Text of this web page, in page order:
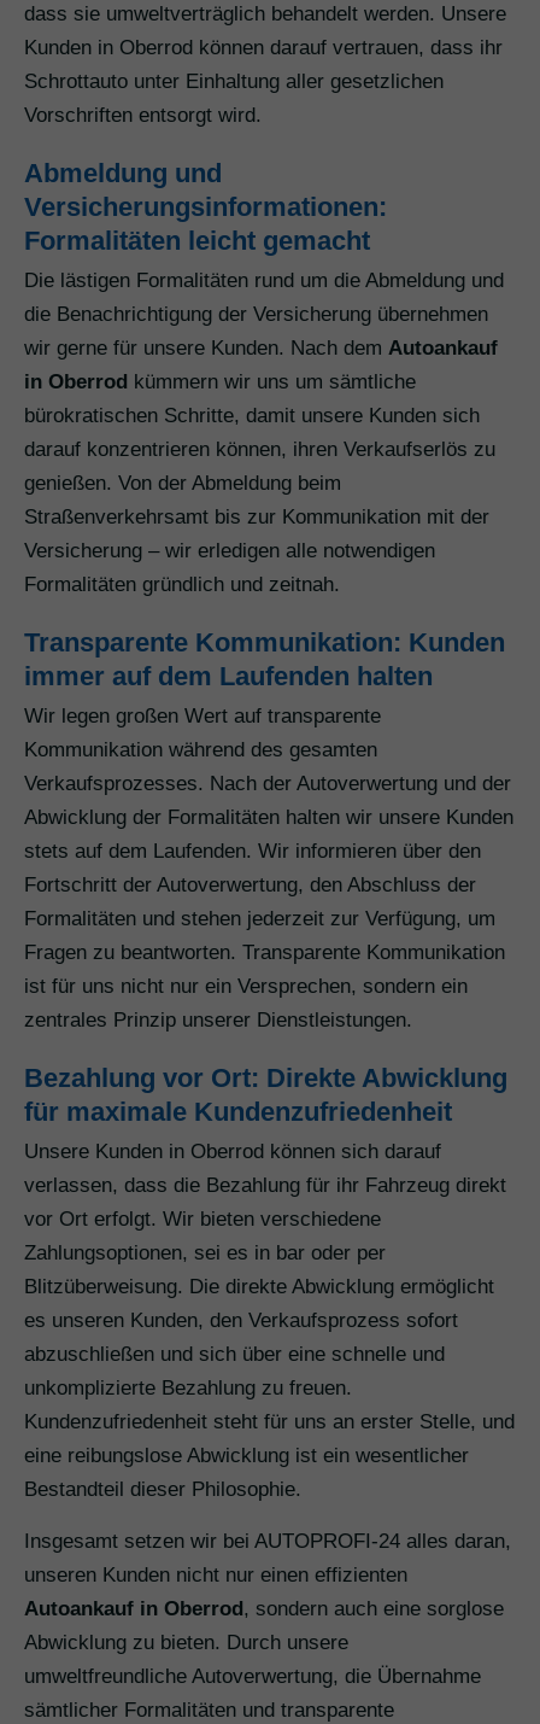
dass sie umweltverträglich behandelt werden. Unsere
Kunden in Oberrod können darauf vertrauen, dass ihr
Schrottauto unter Einhaltung aller gesetzlichen
Vorschriften entsorgt wird.
Abmeldung und
Versicherungsinformationen:
Formalitäten leicht gemacht
Die lästigen Formalitäten rund um die Abmeldung und
die Benachrichtigung der Versicherung übernehmen
wir gerne für unsere Kunden. Nach dem Autoankauf
in Oberrod kümmern wir uns um sämtliche
bürokratischen Schritte, damit unsere Kunden sich
darauf konzentrieren können, ihren Verkaufserlös zu
genießen. Von der Abmeldung beim
Straßenverkehrsamt bis zur Kommunikation mit der
Versicherung – wir erledigen alle notwendigen
Formalitäten gründlich und zeitnah.
Transparente Kommunikation: Kunden
immer auf dem Laufenden halten
Wir legen großen Wert auf transparente
Kommunikation während des gesamten
Verkaufsprozesses. Nach der Autoverwertung und der
Abwicklung der Formalitäten halten wir unsere Kunden
stets auf dem Laufenden. Wir informieren über den
Fortschritt der Autoverwertung, den Abschluss der
Formalitäten und stehen jederzeit zur Verfügung, um
Fragen zu beantworten. Transparente Kommunikation
ist für uns nicht nur ein Versprechen, sondern ein
zentrales Prinzip unserer Dienstleistungen.
Bezahlung vor Ort: Direkte Abwicklung
für maximale Kundenzufriedenheit
Unsere Kunden in Oberrod können sich darauf
verlassen, dass die Bezahlung für ihr Fahrzeug direkt
vor Ort erfolgt. Wir bieten verschiedene
Zahlungsoptionen, sei es in bar oder per
Blitzüberweisung. Die direkte Abwicklung ermöglicht
es unseren Kunden, den Verkaufsprozess sofort
abzuschließen und sich über eine schnelle und
unkomplizierte Bezahlung zu freuen.
Kundenzufriedenheit steht für uns an erster Stelle, und
eine reibungslose Abwicklung ist ein wesentlicher
Bestandteil dieser Philosophie.
Insgesamt setzen wir bei AUTOPROFI-24 alles daran,
unseren Kunden nicht nur einen effizienten
Autoankauf in Oberrod, sondern auch eine sorglose
Abwicklung zu bieten. Durch unsere
umweltfreundliche Autoverwertung, die Übernahme
sämtlicher Formalitäten und transparente